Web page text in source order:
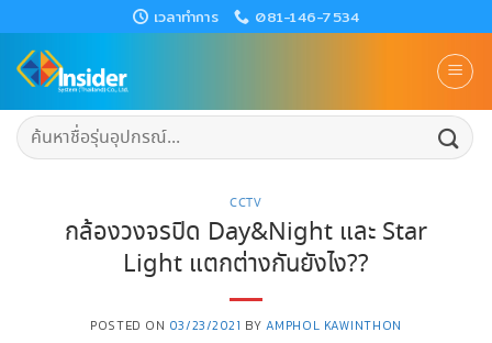
to
content
เวลาทำการ 081-146-7534
ค้นหา:
CCTV
กล้องวงจรปิด Day&Night และ Star
Light แตกต่างกันยังไง??
POSTED ON 03/23/2021 BY AMPHOL KAWINTHON